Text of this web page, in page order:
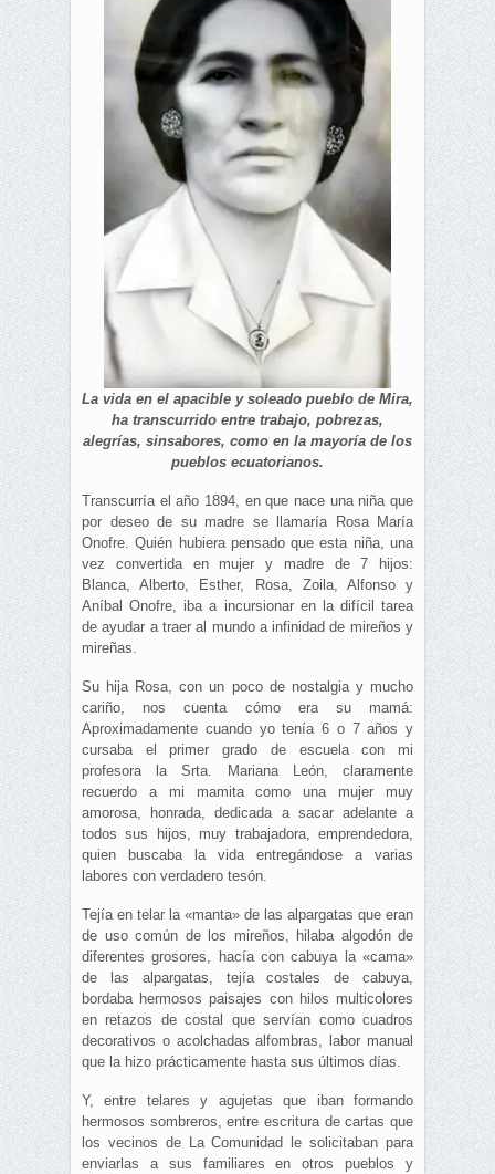
La vida en el apacible y soleado pueblo de Mira,
ha transcurrido entre trabajo, pobrezas,
alegrías, sinsabores, como en la mayoría de los
pueblos ecuatorianos.
Transcurría el año 1894, en que nace una niña que
por deseo de su madre se llamaría Rosa María
Onofre. Quién hubiera pensado que esta niña, una
vez convertida en mujer y madre de 7 hijos:
Blanca, Alberto, Esther, Rosa, Zoila, Alfonso y
Aníbal Onofre, iba a incursionar en la difícil tarea
de ayudar a traer al mundo a infinidad de mireños y
mireñas.
Su hija Rosa, con un poco de nostalgia y mucho
cariño, nos cuenta cómo era su mamá:
Aproximadamente cuando yo tenía 6 o 7 años y
cursaba el primer grado de escuela con mi
profesora la Srta. Mariana León, claramente
recuerdo a mi mamita como una mujer muy
amorosa, honrada, dedicada a sacar adelante a
todos sus hijos, muy trabajadora, emprendedora,
quien buscaba la vida entregándose a varias
labores con verdadero tesón.
Tejía en telar la «manta» de las alpargatas que eran
de uso común de los mireños, hilaba algodón de
diferentes grosores, hacía con cabuya la «cama»
de las alpargatas, tejía costales de cabuya,
bordaba hermosos paisajes con hilos multicolores
en retazos de costal que servían como cuadros
decorativos o acolchadas alfombras, labor manual
que la hizo prácticamente hasta sus últimos días.
Y, entre telares y agujetas que iban formando
hermosos sombreros, entre escritura de cartas que
los vecinos de La Comunidad le solicitaban para
enviarlas a sus familiares en otros pueblos y